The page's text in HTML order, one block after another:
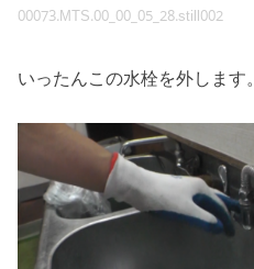
00073.MTS.00_00_05_28.still002
いったんこの水栓を外します。